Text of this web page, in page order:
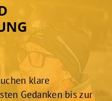
klare
Gedanken bis zur